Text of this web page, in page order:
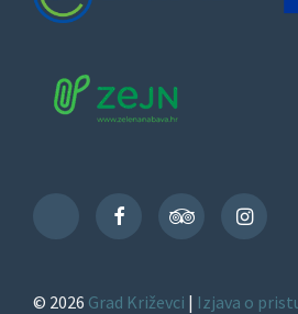
TikTok
FacebookTripAdvisor
© 2026 Grad Križevci | Izjava o